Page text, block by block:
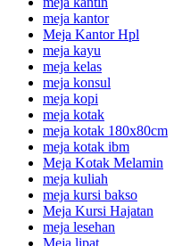
meja kantor
Meja Kantor Hpl
meja kayu
meja kelas
meja konsul
meja kopi
meja kotak
meja kotak 180x80cm
meja kotak ibm
Meja Kotak Melamin
meja kuliah
meja kursi bakso
Meja Kursi Hajatan
meja lesehan
Meja lipat